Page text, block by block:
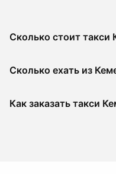
Сколько стоит такси
Сколько ехать из
Как заказать такси